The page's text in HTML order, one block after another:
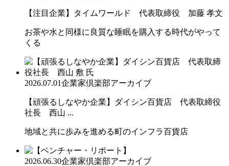
【注目企業】タイムワールド 代表取締役 加藤 孝文
お茶や水と同様に良質な睡眠を購入する時代がやって
くる
2026.07.01企業家倶楽部アーカイブ
【頑張るしなやか企業】ダイシン百貨店 代表取締役
社長 西山 ...
地域と共に歩みを進める町のインフラ百貨店
2026.06.30企業家倶楽部アーカイブ